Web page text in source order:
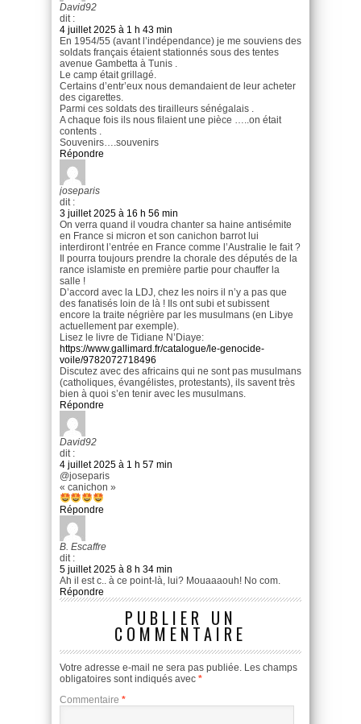
David92
dit :
4 juillet 2025 à 1 h 43 min
En 1954/55 (avant l’indépendance) je me souviens des
soldats français étaient stationnés sous des tentes
avenue Gambetta à Tunis .
Le camp était grillagé.
Certains d’entr’eux nous demandaient de leur acheter
des cigarettes.
Parmi ces soldats des tirailleurs sénégalais .
A chaque fois ils nous filaient une pièce …..on était
contents .
Souvenirs….souvenirs
Répondre
joseparis
dit :
3 juillet 2025 à 16 h 56 min
On verra quand il voudra chanter sa haine antisémite
en France si micron et son canichon barrot lui
interdiront l’entrée en France comme l’Australie le fait ?
Il pourra toujours prendre la chorale des députés de la
rance islamiste en première partie pour chauffer la
salle !
D’accord avec la LDJ, chez les noirs il n’y a pas que
des fanatisés loin de là ! Ils ont subi et subissent
encore la traite négrière par les musulmans (en Libye
actuellement par exemple).
Lisez le livre de Tidiane N’Diaye:
https://www.gallimard.fr/catalogue/le-genocide-
voile/9782072718496
Discutez avec des africains qui ne sont pas musulmans
(catholiques, évangélistes, protestants), ils savent très
bien à quoi s’en tenir avec les musulmans.
Répondre
David92
dit :
4 juillet 2025 à 1 h 57 min
@joseparis
« canichon »
Répondre
B. Escaffre
dit :
5 juillet 2025 à 8 h 34 min
Ah il est c.. à ce point-là, lui? Mouaaaouh! No com.
Répondre
PUBLIER UN
COMMENTAIRE
Votre adresse e-mail ne sera pas publiée. Les champs
obligatoires sont indiqués avec *
Commentaire *